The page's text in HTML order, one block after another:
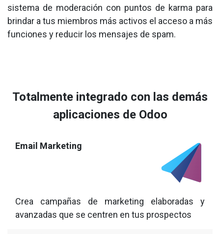
sistema de moderación con puntos de karma para
brindar a tus miembros más activos el acceso a más
funciones y reducir los mensajes de spam.
Totalmente integrado con las demás
aplicaciones de Odoo
Email Marketing
Crea campañas de marketing elaboradas y
avanzadas que se centren en tus prospectos